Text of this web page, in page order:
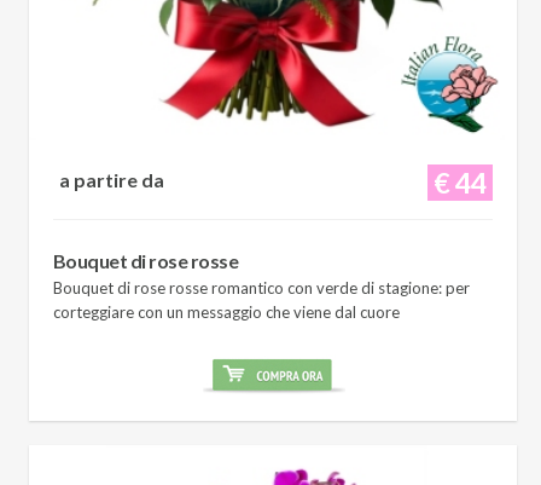
€ 44
a partire da
Bouquet di rose rosse
Bouquet di rose rosse romantico con verde di stagione: per
corteggiare con un messaggio che viene dal cuore